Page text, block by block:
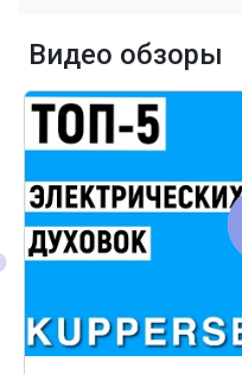
Видео обзоры